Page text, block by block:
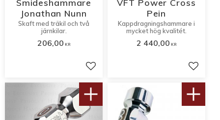
Smideshammare
Jonathan Nunn
Skaft med träkil och två
järnkilar.
206,00 KR
Lägg till i favoriter
VFT Power Cross
Pein
Kappdragningshammare i
mycket hög kvalitét.
2 440,00 KR
Lägg